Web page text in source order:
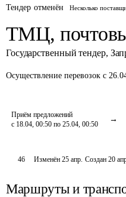
Тендер отменён Несколько
ТМЦ,
Государственный тендер,
Осуществление перевозок с
Приём предложений
с 18.04, 00:50 по 25.04, 00:50
46 Изменён25 апр. Создан 20
Маршруты и